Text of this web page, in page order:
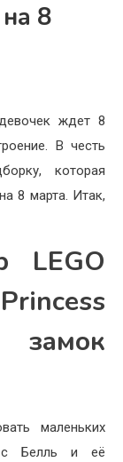
8
ждет 8
В честь
которая
8 марта. Итак,
LEGO
маленьких
с Белль и её